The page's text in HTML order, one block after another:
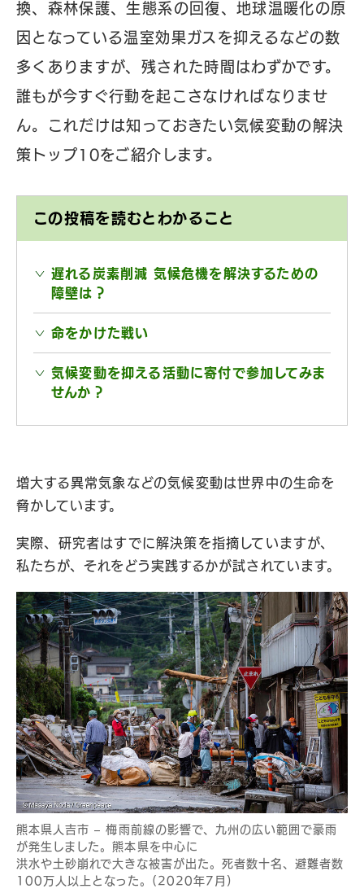
換、森林保護、生態系の回復、地球温暖化の原
因となっている温室効果ガスを抑えるなどの数
多くありますが、残された時間はわずかです。
誰もが今すぐ行動を起こさなければなりませ
ん。これだけは知っておきたい気候変動の解決
策トップ10をご紹介します。
この投稿を読むとわかること
遅れる炭素削減 気候危機を解決するための
障壁は？
命をかけた戦い
気候変動を抑える活動に寄付で参加してみま
せんか？
増大する異常気象などの気候変動は世界中の生命を
脅かしています。
実際、研究者はすでに解決策を指摘していますが、
私たちが、それをどう実践するかが試されています。
熊本県人吉市 – 梅雨前線の影響で、九州の広い範囲で豪雨
が発生しました。熊本県を中心に
洪水や土砂崩れで大きな被害が出た。死者数十名、避難者数
100万人以上となった。(2020年7月)